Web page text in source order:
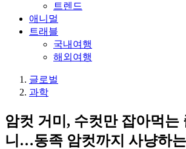
트렌드
애니멀
트래블
국내여행
해외여행
글로벌
과학
암컷 거미, 수컷만 잡아먹는
니…동족 암컷까지 사냥하